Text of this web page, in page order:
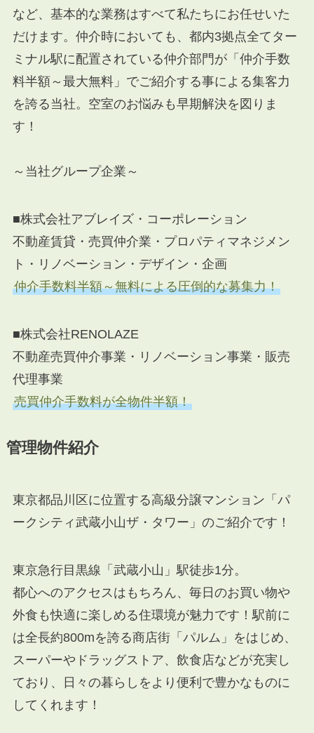
など、基本的な業務はすべて私たちにお任せいた
だけます。仲介時においても、都内3拠点全てター
ミナル駅に配置されている仲介部門が「仲介手数
料半額～最大無料」でご紹介する事による集客力
を誇る当社。空室のお悩みも早期解決を図りま
す！
～当社グループ企業～
■株式会社アブレイズ・コーポレーション
不動産賃貸・売買仲介業・プロパティマネジメン
ト・リノベーション・デザイン・企画
仲介手数料半額～無料による圧倒的な募集力！
■株式会社RENOLAZE
不動産売買仲介事業・リノベーション事業・販売
代理事業
売買仲介手数料が全物件半額！
管理物件紹介
東京都品川区に位置する高級分譲マンション「パ
ークシティ武蔵小山ザ・タワー」のご紹介です！
東京急行目黒線「武蔵小山」駅徒歩1分。
都心へのアクセスはもちろん、毎日のお買い物や
外食も快適に楽しめる住環境が魅力です！駅前に
は全長約800mを誇る商店街「パルム」をはじめ、
スーパーやドラッグストア、飲食店などが充実し
ており、日々の暮らしをより便利で豊かなものに
してくれます！